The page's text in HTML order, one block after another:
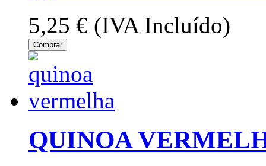
5,25 € (IVA Incluído)
Comprar
QUINOA